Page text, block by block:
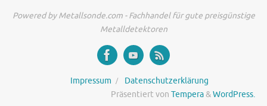
Powered by Metallsonde.com - Fachhandel für gute preisgünstige
Metalldetektoren
Impressum
Datenschutzerklärung
Präsentiert von Tempera&WordPress.